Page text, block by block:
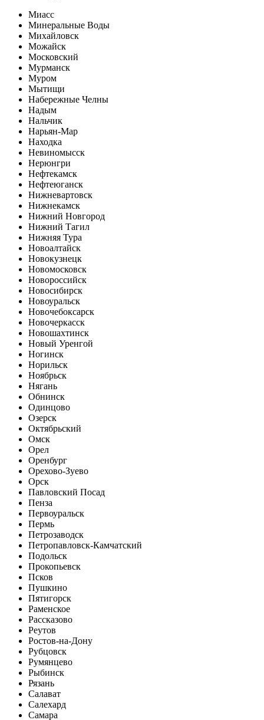
Миасс
Минеральные Воды
Михайловск
Можайск
Московский
Мурманск
Муром
Мытищи
Набережные Челны
Надым
Нальчик
Нарьян-Мар
Находка
Невиномысск
Нерюнгри
Нефтекамск
Нефтеюганск
Нижневартовск
Нижнекамск
Нижний Новгород
Нижний Тагил
Нижняя Тура
Новоалтайск
Новокузнецк
Новомосковск
Новороссийск
Новосибирск
Новоуральск
Новочебоксарск
Новочеркасск
Новошахтинск
Новый Уренгой
Ногинск
Норильск
Ноябрьск
Нягань
Обнинск
Одинцово
Озерск
Октябрьский
Омск
Орел
Оренбург
Орехово-Зуево
Орск
Павловский Посад
Пенза
Первоуральск
Пермь
Петрозаводск
Петропавловск-Камчатский
Подольск
Прокопьевск
Псков
Пушкино
Пятигорск
Раменское
Рассказово
Реутов
Ростов-на-Дону
Рубцовск
Румянцево
Рыбинск
Рязань
Салават
Салехард
Самара